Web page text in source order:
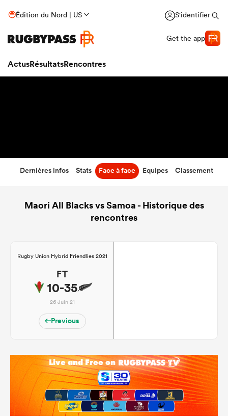
Édition du Nord | US S'identifier
Get the app
ActusRésultatsRencontres
Dernières infos Stats Face à face Equipes Classement
Maori All Blacks vs Samoa - Historique des
rencontres
Rugby Union Hybrid Friendlies 2021
FT
10-35
26 Juin 21
Previous